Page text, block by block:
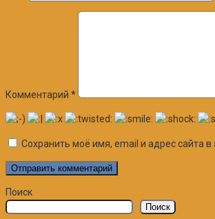
Комментарий *
Сохранить моё имя, email и адрес сайта
Поиск
Поиск